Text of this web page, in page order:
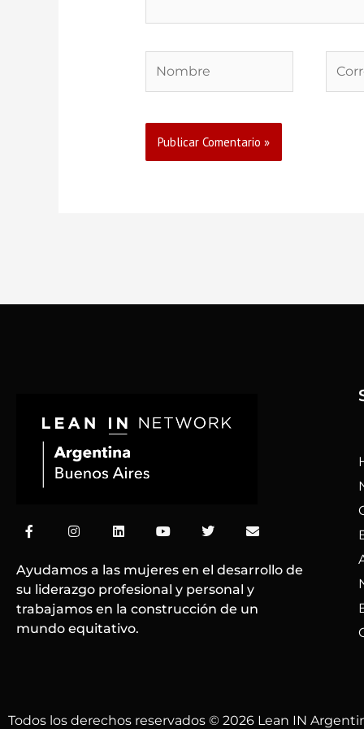
F
a
e
b
o
o
k
-
I
n
t
a
g
r
a
m
L
i
k
e
d
i
n
Y
o
t
u
b
e
T
w
t
t
e
r
E
n
e
o
p
e
Ayudamos a las mujeres en el desarrollo de
su liderazgo profesional y personal y
trabajamos en la construcción de un
mundo equitativo.
Todos los derechos reservados © 2026 Lean IN